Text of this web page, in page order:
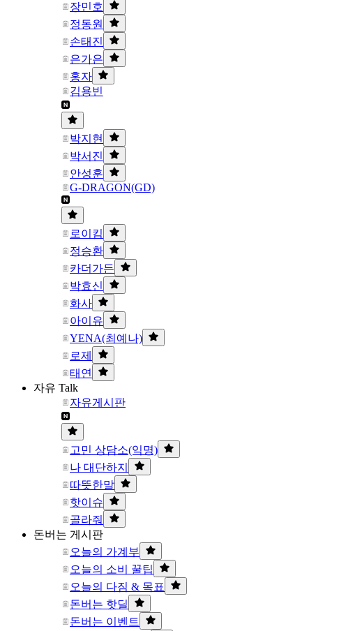
장민호
정동원
손태진
은가은
홍자
김용빈
박지현
박서진
안성훈
G-DRAGON(GD)
로이킴
정승환
카더가든
박효신
화사
아이유
YENA(최예나)
로제
태연
자유 Talk
자유게시판
고민 상담소(익명)
나 대단하지
따뜻한말
핫이슈
골라줘
돈버는 게시판
오늘의 가계부
오늘의 소비 꿀팁
오늘의 다짐 & 목표
돈버는 핫딜
돈버는 이벤트